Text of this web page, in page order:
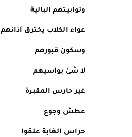
وتوابيتهم البالية
عواء الكلاب يخترق آذانهم
وسكون قبورهم
لا شئ يواسيهم
غير حارس المقبرة
عطش وجوع
حراس الغابة علقوا